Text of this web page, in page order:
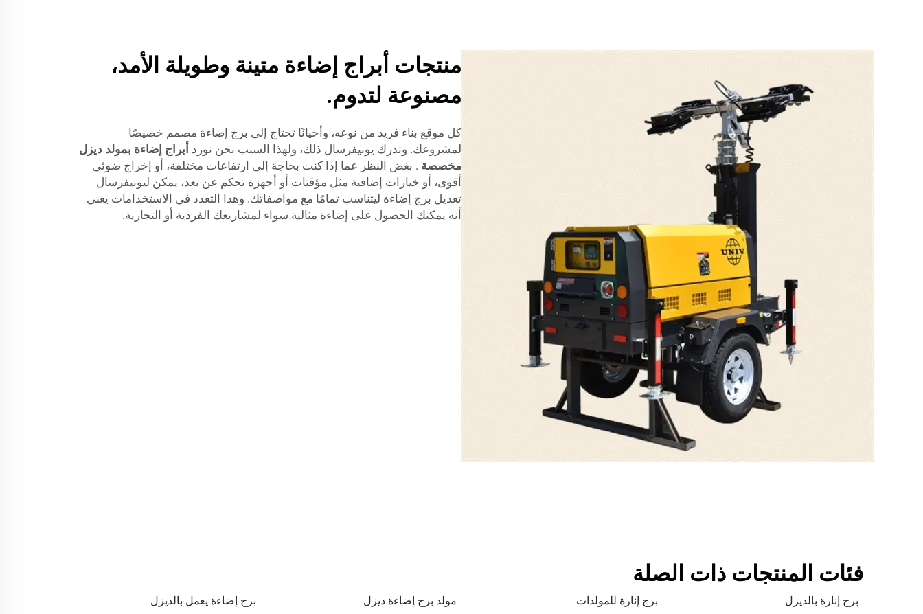
منتجات أبراج إضاءة متينة وطويلة الأمد،
مصنوعة لتدوم.
كل موقع بناء فريد من نوعه، وأحيانًا تحتاج إلى برج إضاءة مصمم خصيصًا
لمشروعك. وتدرك يونيفرسال ذلك، ولهذا السبب نحن نورد أبراج إضاءة بمولد ديزل
مخصصة . بغض النظر عما إذا كنت بحاجة إلى ارتفاعات مختلفة، أو إخراج ضوئي
أقوى، أو خيارات إضافية مثل مؤقتات أو أجهزة تحكم عن بعد، يمكن ليونيفرسال
تعديل برج إضاءة ليتناسب تمامًا مع مواصفاتك. وهذا التعدد في الاستخدامات يعني
أنه يمكنك الحصول على إضاءة مثالية سواء لمشاريعك الفردية أو التجارية.
فئات المنتجات ذات الصلة
برج إنارة بالديزل برج إنارة للمولدات مولد برج إضاءة ديزل
برج إضاءة يعمل بالديزل